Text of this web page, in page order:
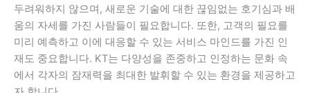
두려워하지 않으며, 새로운 기술에 대한 끊임없는 호기심과 배
움의 자세를 가진 사람들이 필요합니다. 또한, 고객의 필요를
미리 예측하고 이에 대응할 수 있는 서비스 마인드를 가진 인
재도 중요합니다. KT는 다양성을 존중하고 인정하는 문화 속
에서 각자의 잠재력을 최대한 발휘할 수 있는 환경을 제공하고